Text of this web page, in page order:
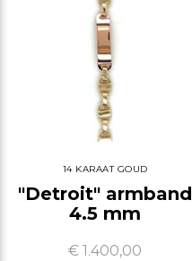
14 KARAAT GOUD
"Detroit" armband
4.5 mm
€ 1.400,00